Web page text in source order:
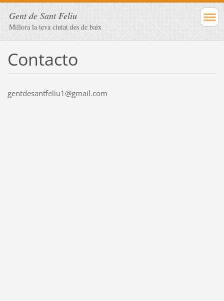
Gent de Sant Feliu
Millora la teva ciutat des de baix
Contacto
gentdesantfeliu1@gmail.com